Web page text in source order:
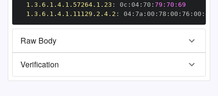
1.3.6.1.4.1.57264.1.23 : 0c : 04: 70 : 79:70:69
1.3.6.1.4.1.11129.2.4.2 : 04: 7a : 00 : 78 : 00 : 76 : 00 : dd
Raw Body
Verification